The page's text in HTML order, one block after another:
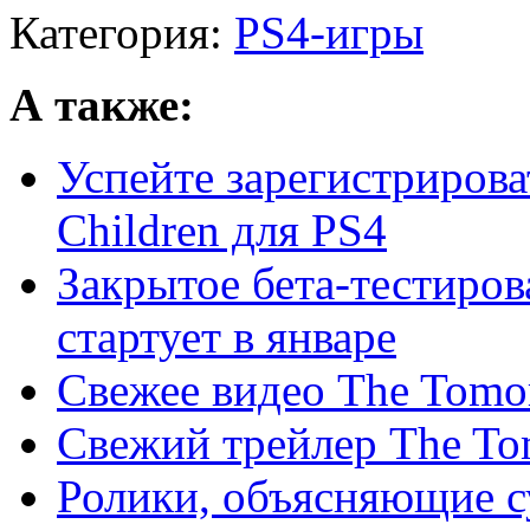
Категория: PS4-игры
А также:
Успейте
Children для PS4
Закрытое бета-
стартует в январе
Свежее видео The
Свежий трейлер The
Ролики, объясняющие